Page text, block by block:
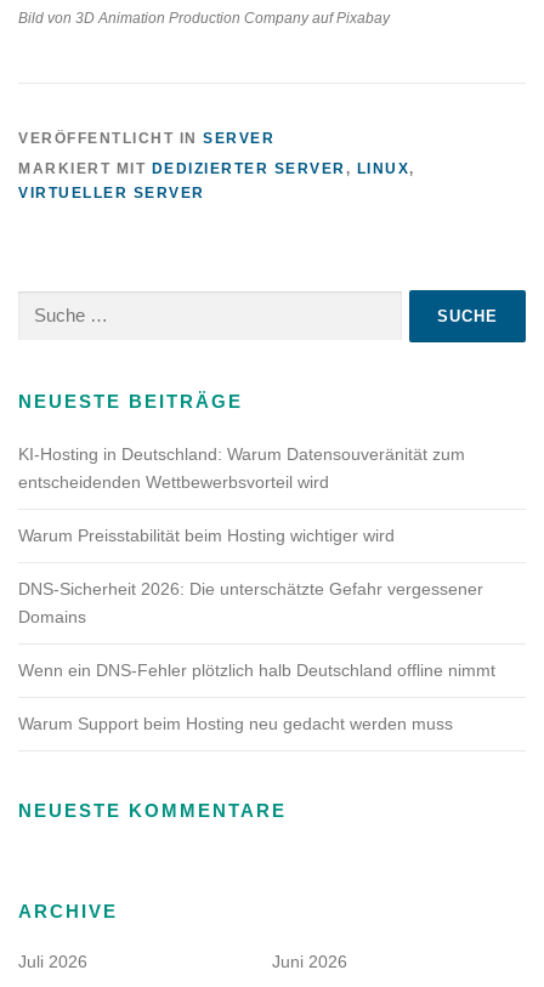
Bild von 3D Animation Production Company auf Pixabay
VERÖFFENTLICHT IN SERVER
MARKIERT MIT DEDIZIERTER SERVER , LINUX,
VIRTUELLER SERVER
nach:
NEUESTE BEITRÄGE
KI-Hosting in Deutschland: Warum Datensouveränität zum
entscheidenden Wettbewerbsvorteil wird
Warum Preisstabilität beim Hosting wichtiger wird
DNS-Sicherheit 2026: Die unterschätzte Gefahr vergessener
Domains
Wenn ein DNS-Fehler plötzlich halb Deutschland offline nimmt
Warum Support beim Hosting neu gedacht werden muss
NEUESTE KOMMENTARE
ARCHIVE
Juli 2026
Juni 2026